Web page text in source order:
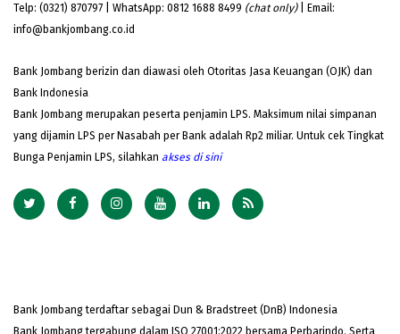
Telp: (0321) 870797 | WhatsApp: 0812 1688 8499 (chat only)| Email:
info@bankjombang.co.id
Bank Jombang berizin dan diawasi oleh Otoritas Jasa Keuangan (OJK) dan
Bank Indonesia
Bank Jombang merupakan peserta penjamin LPS. Maksimum nilai simpanan
yang dijamin LPS per Nasabah per Bank adalah Rp2 miliar. Untuk cek Tingkat
Bunga Penjamin LPS, silahkan akses di sini
Bank Jombang terdaftar sebagai Dun & Bradstreet (DnB) Indonesia
Bank Jombang tergabung dalam ISO 27001:2022 bersama Perbarindo. Serta